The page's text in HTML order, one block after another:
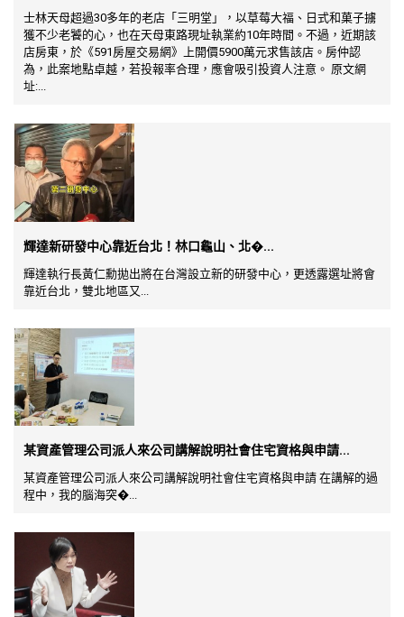
士林天母超過30多年的老店「三明堂」，以草莓大福、日式和菓子擄
獲不少老饕的心，也在天母東路現址執業約10年時間。不過，近期該
店房東，於《591房屋交易網》上開價5900萬元求售該店。房仲認
為，此案地點卓越，若投報率合理，應會吸引投資人注意。 原文網
址:...
輝達新研發中心靠近台北！林口龜山、北�...
輝達執行長黃仁勳拋出將在台灣設立新的研發中心，更透露選址將會
靠近台北，雙北地區又...
某資產管理公司派人來公司講解說明社會住宅資格與申請...
某資產管理公司派人來公司講解說明社會住宅資格與申請 在講解的過
程中，我的腦海突�...